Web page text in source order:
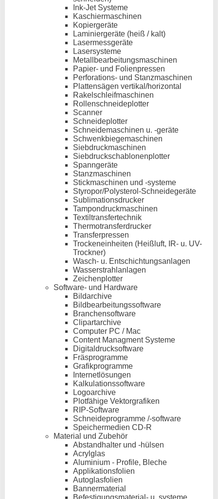
Ink-Jet Systeme
Kaschiermaschinen
Kopiergeräte
Laminiergeräte (heiß / kalt)
Lasermessgeräte
Lasersysteme
Metallbearbeitungsmaschinen
Papier- und Folienpressen
Perforations- und Stanzmaschinen
Plattensägen vertikal/horizontal
Rakelschleifmaschinen
Rollenschneideplotter
Scanner
Schneideplotter
Schneidemaschinen u. -geräte
Schwenkbiegemaschinen
Siebdruckmaschinen
Siebdruckschablonenplotter
Spanngeräte
Stanzmaschinen
Stickmaschinen und -systeme
Styropor/Polysterol-Schneidegeräte
Sublimationsdrucker
Tampondruckmaschinen
Textiltransfertechnik
Thermotransferdrucker
Transferpressen
Trockeneinheiten (Heißluft, IR- u. UV-
Trockner)
Wasch- u. Entschichtungsanlagen
Wasserstrahlanlagen
Zeichenplotter
Software- und Hardware
Bildarchive
Bildbearbeitungssoftware
Branchensoftware
Clipartarchive
Computer PC / Mac
Content Managment Systeme
Digitaldrucksoftware
Fräsprogramme
Grafikprogramme
Internetlösungen
Kalkulationssoftware
Logoarchive
Plotfähige Vektorgrafiken
RIP-Software
Schneideprogramme /-software
Speichermedien CD-R
Material und Zubehör
Abstandhalter und -hülsen
Acrylglas
Aluminium - Profile, Bleche
Applikationsfolien
Autoglasfolien
Bannermaterial
Befestigungsmaterial- u. systeme